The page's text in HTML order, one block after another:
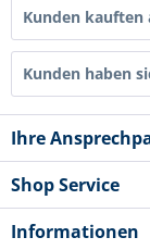
Kunden kauften
Kunden haben
Ihre
Shop Service
Informationen